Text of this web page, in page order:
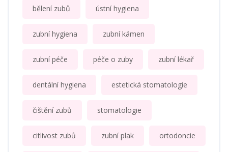
bělení zubů ústní hygiena
zubní hygiena zubní kámen
zubní péče péče o zuby zubní lékař
dentální hygiena estetická stomatologie
čištění zubů stomatologie
citlivost zubů zubní plak ortodoncie